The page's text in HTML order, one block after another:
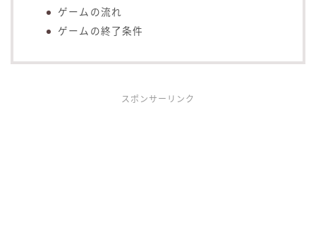
ゲームの流れ
ゲームの終了条件
スポンサーリンク